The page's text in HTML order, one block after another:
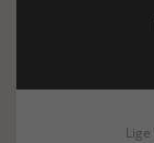
Lige